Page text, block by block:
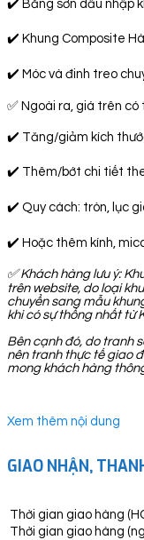
✔️ Bằng sơn dầu nhập
✔️ Khung Composite
✔️ Móc và đinh treo
✅ Ngoài ra, giá trên
✔️ Tăng/giảm kích
✔️ Thêm/bớt chi tiết
✔️ Quy cách: tròn, lục
✔️ Hoặc thêm kính,
✅Khách hàng lưu ý:
trên website, do loại
chuyển sang mẫu
khi có sự thống nhất từ
Bên cạnh đó, do tranh
nên tranh thực tế giao
mong khách hàng
Xem thêm nội dung
GIAO NHẬN,
Thời gian giao hàng
Thời gian giao hàng